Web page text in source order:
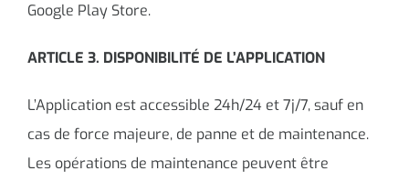
Google Play Store.
ARTICLE 3. DISPONIBILITÉ DE L’APPLICATION
L’Application est accessible 24h/24 et 7j/7, sauf en
cas de force majeure, de panne et de maintenance.
Les opérations de maintenance peuvent être